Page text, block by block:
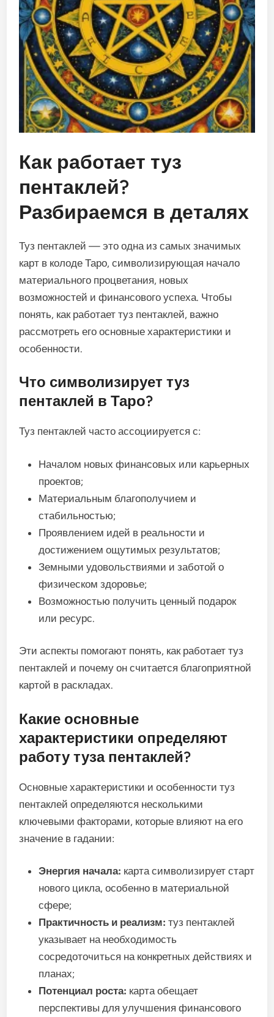
Как работает туз
пентаклей?
Разбираемся в деталях
Туз пентаклей — это одна из самых значимых
карт в колоде Таро, символизирующая начало
материального процветания, новых
возможностей и финансового успеха. Чтобы
понять, как работает туз пентаклей, важно
рассмотреть его основные характеристики и
особенности.
Что символизирует туз
пентаклей в Таро?
Туз пентаклей часто ассоциируется с:
Началом новых финансовых или карьерных
проектов;
Материальным благополучием и
стабильностью;
Проявлением идей в реальности и
достижением ощутимых результатов;
Земными удовольствиями и заботой о
физическом здоровье;
Возможностью получить ценный подарок
или ресурс.
Эти аспекты помогают понять, как работает туз
пентаклей и почему он считается благоприятной
картой в раскладах.
Какие основные
характеристики определяют
работу туза пентаклей?
Основные характеристики и особенности туз
пентаклей определяются несколькими
ключевыми факторами, которые влияют на его
значение в гадании:
Энергия начала: карта символизирует старт
нового цикла, особенно в материальной
сфере;
Практичность и реализм: туз пентаклей
указывает на необходимость
сосредоточиться на конкретных действиях и
планах;
Потенциал роста: карта обещает
перспективы для улучшения финансового